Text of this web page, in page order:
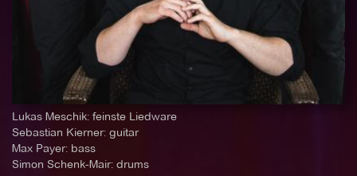
Lukas Meschik: feinste Liedware
Sebastian Kierner: guitar
Max Payer: bass
Simon Schenk-Mair: drums